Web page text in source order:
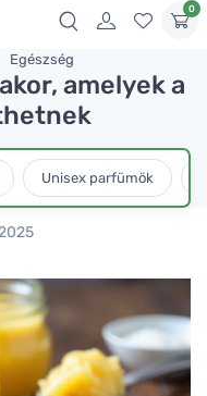
0
Egészség
amelyek a
Unisex parfümök